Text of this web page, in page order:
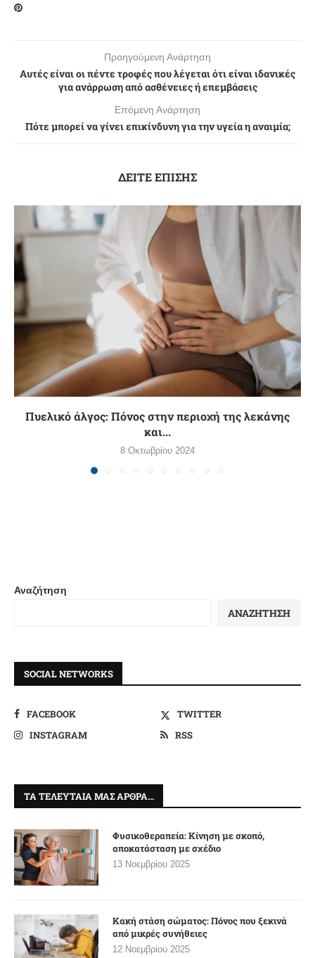
Προηγούμενη Ανάρτηση
Aυτές είναι οι πέντε τροφές που λέγεται ότι είναι ιδανικές
για ανάρρωση από ασθένειες ή επεμβάσεις
Επόμενη Ανάρτηση
Πότε μπορεί να γίνει επικίνδυνη για την υγεία η αναιμία;
ΔΕΙΤΕ ΕΠΙΣΗΣ
Πυελικό άλγος: Πόνος στην περιοχή της λεκάνης
και...
8 Οκτωβρίου 2024
Αναζήτηση
ΑΝΑΖΉΤΗΣΗ
SOCIAL NETWORKS
FACEBOOK
TWITTER
INSTAGRAM
RSS
ΤΑ ΤΕΛΕΥΤΑΊΑ ΜΑΣ ΆΡΘΡΑ…
Φυσικοθεραπεία: Κίνηση με σκοπό,
αποκατάσταση με σχέδιο
13 Νοεμβρίου 2025
Κακή στάση σώματος: Πόνος που ξεκινά
από μικρές συνήθειες
12 Νοεμβρίου 2025